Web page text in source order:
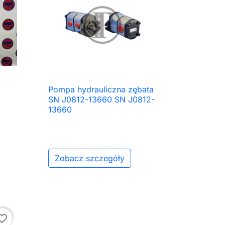
 Szybki podgląd
Pompa hydrauliczna zębata
SN J0812-13660 SN J0812-
13660
Zobacz szczegóły